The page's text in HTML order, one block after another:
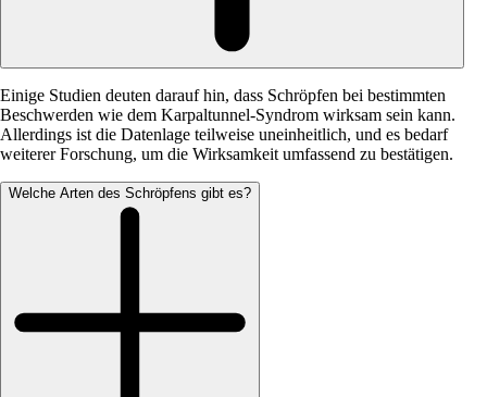
Einige Studien deuten darauf hin, dass Schröpfen bei bestimmten
Beschwerden wie dem Karpaltunnel-Syndrom wirksam sein kann.
Allerdings ist die Datenlage teilweise uneinheitlich, und es bedarf
weiterer Forschung, um die Wirksamkeit umfassend zu bestätigen.
Welche Arten des Schröpfens gibt es?